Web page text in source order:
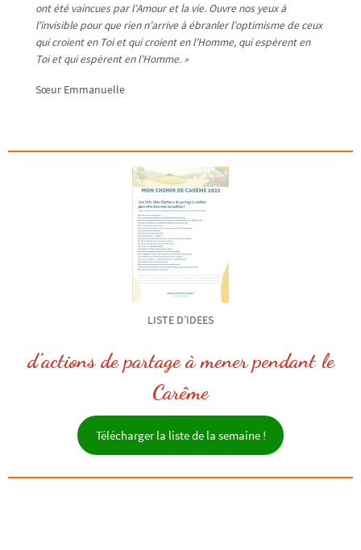
ont été vaincues par l’Amour et la vie. Ouvre nos yeux à
l’invisible pour que rien n’arrive à ébranler l’optimisme de ceux
qui croient en Toi et qui croient en l’Homme, qui espèrent en
Toi et qui espèrent en l’Homme. »
Sœur Emmanuelle
LISTE D’IDEES
d’actions de partage à mener pendant le
Carême
Télécharger la liste de la semaine !